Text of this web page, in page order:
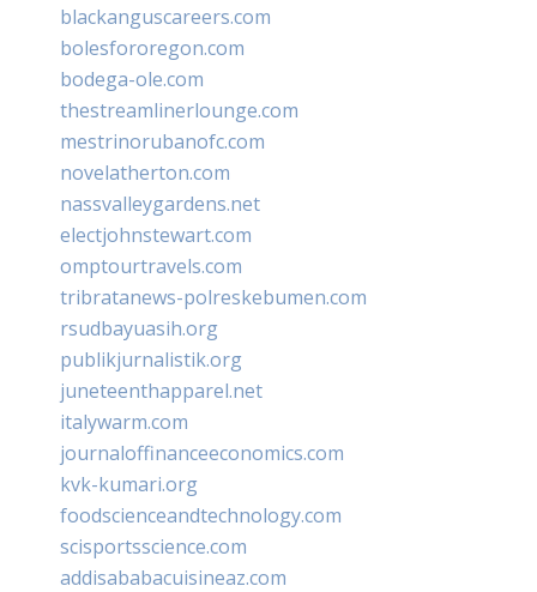
blackanguscareers.com
bolesfororegon.com
bodega-ole.com
thestreamlinerlounge.com
mestrinorubanofc.com
novelatherton.com
nassvalleygardens.net
electjohnstewart.com
omptourtravels.com
tribratanews-polreskebumen.com
rsudbayuasih.org
publikjurnalistik.org
juneteenthapparel.net
italywarm.com
journaloffinanceeconomics.com
kvk-kumari.org
foodscienceandtechnology.com
scisportsscience.com
addisababacuisineaz.com